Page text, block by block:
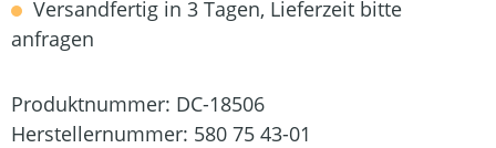
Versandfertig in 3 Tagen, Lieferzeit bitte
anfragen
Produktnummer: DC-18506
Herstellernummer: 580 75 43-01